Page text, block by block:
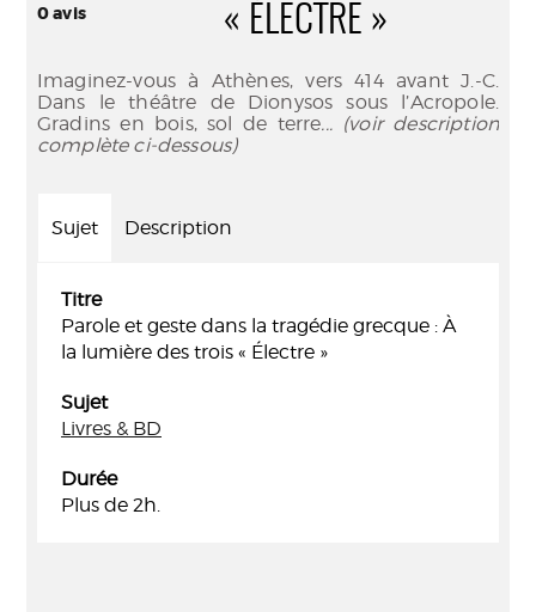
0avis
« ÉLECTRE »
Imaginez-vous à Athènes, vers 414 avant J.-C.
Dans le théâtre de Dionysos sous l’Acropole.
Gradins en bois, sol de terre... (voir description
complète ci-dessous)
Sujet Description
Titre
Parole et geste dans la tragédie grecque : À
la lumière des trois « Électre »
Sujet
Livres & BD
Durée
Plus de 2h.